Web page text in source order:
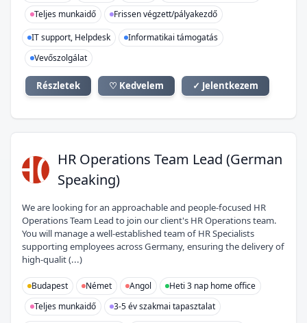
Teljes munkaidő
Frissen végzett/pályakezdő
IT support, Helpdesk
Informatikai támogatás
Vevőszolgálat
Részletek ♡ Kedvelem ✓ Jelentkezem
HOHR Operations Team Lead (German
Speaking)
We are looking for an approachable and people-focused HR
Operations Team Lead to join our client's HR Operations team.
You will manage a well-established team of HR Specialists
supporting employees across Germany, ensuring the delivery of
high-qualit (...)
Budapest Német Angol
Heti 3 nap home office
Teljes munkaidő
3-5 év szakmai tapasztalat